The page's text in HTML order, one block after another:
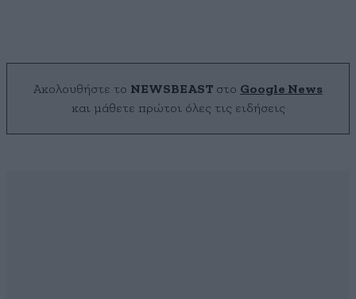
Ακολουθήστε το NEWSBEAST στο Google News
και μάθετε πρώτοι όλες τις ειδήσεις